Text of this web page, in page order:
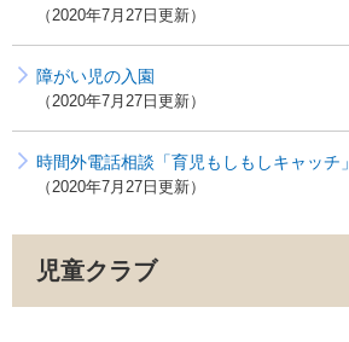
2020年7月27日更新
障がい児の入園
2020年7月27日更新
時間外電話相談「育児もしもしキャッチ」
2020年7月27日更新
児童クラブ